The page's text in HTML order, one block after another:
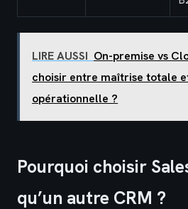
LIRE AUSSI On-premise vs
choisir entre maîtrise totale
opérationnelle ?
Pourquoi choisir
qu’un autre CRM ?